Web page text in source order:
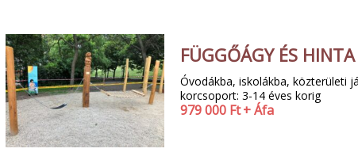
FÜGGŐÁGY ÉS
Óvodákba, iskolákba, közterületi
korcsoport: 3-14 éves korig
979 000 Ft+ Áfa